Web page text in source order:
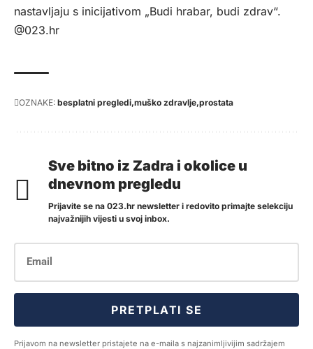
nastavljaju s inicijativom „Budi hrabar, budi zdrav“.
@023.hr
OZNAKE: besplatni pregledi muško zdravlje prostata
Sve bitno iz Zadra i okolice u
dnevnom pregledu
Prijavite se na 023.hr newsletter i redovito primajte selekciju
najvažnijih vijesti u svoj inbox.
PRETPLATI SE
Prijavom na newsletter pristajete na e-maila s najzanimljivijim sadržajem